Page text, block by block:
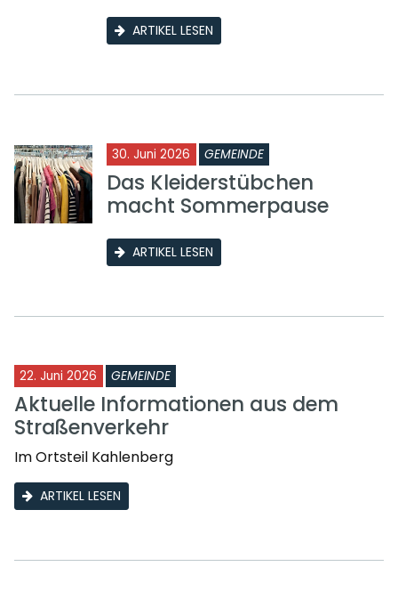
ARTIKEL LESEN
30. Juni 2026 GEMEINDE
Das Kleiderstübchen
macht Sommerpause
ARTIKEL LESEN
22. Juni 2026 GEMEINDE
Aktuelle Informationen aus dem
Straßenverkehr
Im Ortsteil Kahlenberg
ARTIKEL LESEN